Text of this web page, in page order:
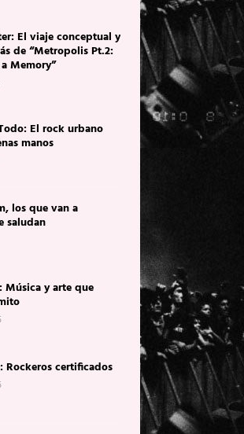
El viaje conceptual y
de “Metropolis Pt.2:
Memory”
El rock urbano
manos
los que van a
saludan
Música y arte que
Rockeros certificados